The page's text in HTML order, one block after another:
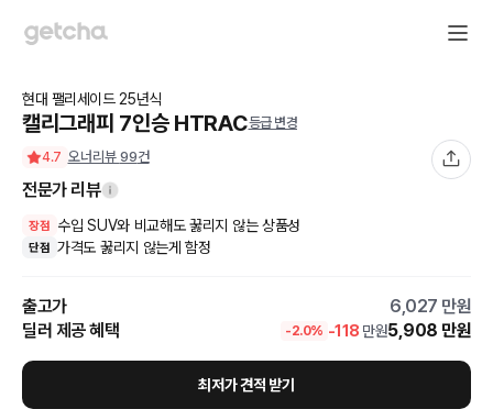
현대 팰리세이드 25년식
캘리그래피 7인승 HTRAC등급 변경
4.7 오너리뷰 99건
전문가 리뷰
장점 수입 SUV와 비교해도 꿇리지 않는 상품성
단점 가격도 꿇리지 않는게 함정
출고가 6,027 만원
딜러 제공 혜택
-2.0% -118 만원5,908 만원
최저가 견적 받기